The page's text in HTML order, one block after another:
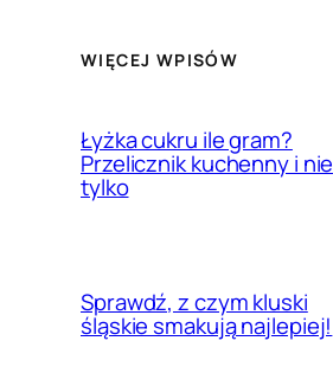
WIĘCEJ WPISÓW
Łyżka cukru ile gram?
Przelicznik kuchenny i nie
tylko
Sprawdź, z czym kluski
śląskie smakują najlepiej!